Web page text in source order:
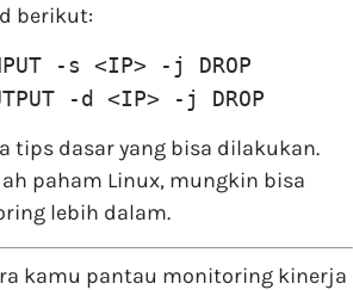
berikut:
-s <IP> -j DROP
-d <IP> -j DROP
tips dasar yang bisa dilakukan.
paham Linux, mungkin bisa
lebih dalam.
kamu pantau monitoring kinerja